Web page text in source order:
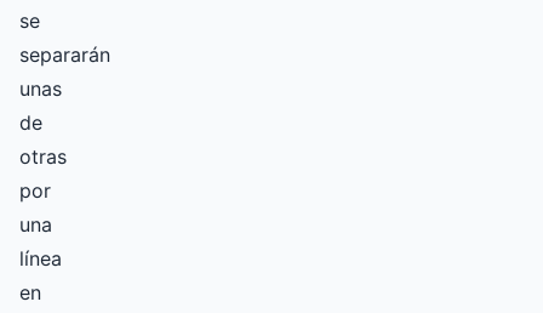
se
separarán
unas
de
otras
por
una
línea
en